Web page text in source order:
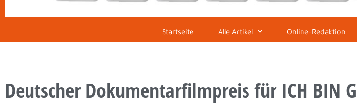
Startseite Alle Artikel Online-Redaktion
Deutscher Dokumentarfilmpreis für ICH BIN